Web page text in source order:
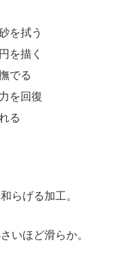
を拭う
を描く
でる
を回復
る
らげる加工。
いほど滑らか。